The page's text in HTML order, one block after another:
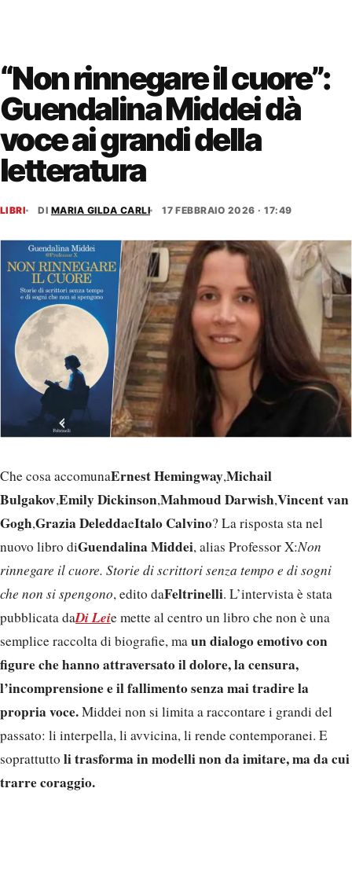
“Non rinnegare il cuore”:
Guendalina Middei dà
voce ai grandi della
letteratura
LIBRI DI MARIA GILDA CARLI 17 FEBBRAIO 2026 · 17:49
Che cosa accomunaErnest Hemingway,Michail
Bulgakov,Emily Dickinson,Mahmoud Darwish,Vincent van
Gogh,Grazia DeleddaeItalo Calvino? La risposta sta nel
nuovo libro diGuendalina Middei, alias Professor X:Non
rinnegare il cuore. Storie di scrittori senza tempo e di sogni
che non si spengono, edito daFeltrinelli. L’intervista è stata
pubblicata daDi Leie mette al centro un libro che non è una
semplice raccolta di biografie, maun dialogo emotivo con
figure che hanno attraversato il dolore, la censura,
l’incomprensione e il fallimento senza mai tradire la
propria voce.Middei non si limita a raccontare i grandi del
passato: li interpella, li avvicina, li rende contemporanei. E
soprattutto li trasforma in modelli non da imitare, ma da cui
trarre coraggio.